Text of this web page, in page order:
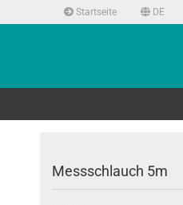
Startseite DE
Messschlauch 5m